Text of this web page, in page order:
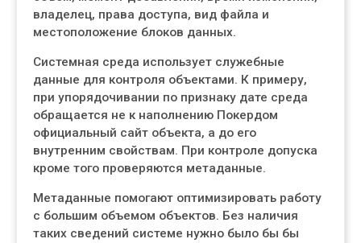
владелец, права доступа, вид файла и
местоположение блоков данных.
Системная среда использует служебные
данные для контроля объектами. К примеру,
при упорядочивании по признаку дате среда
обращается не к наполнению Покердом
официальный сайт объекта, а до его
внутренним свойствам. При контроле допуска
кроме того проверяются метаданные.
Метаданные помогают оптимизировать работу
с большим объемом объектов. Без наличия
таких сведений системе нужно было бы бы